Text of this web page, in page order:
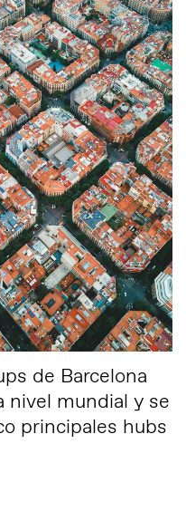
de Barcelona
nivel mundial y se
principales hubs